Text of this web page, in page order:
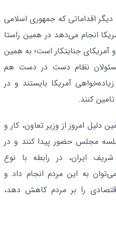
اقداماتی که جمهوری اسلامی
انجام می‌دهد در همین راستا
آمریکای جنایتکار است؛ به همین
نظام دست در دست هم
آمریکا بایستند و در
کنند.
دلیل امروز از وزیر تعاون، کار و
مجلس حضور پیدا کنند و در
ایران، در رابطه با نوع
به این مردم انجام داد و
را بر مردم کاهش دهد،